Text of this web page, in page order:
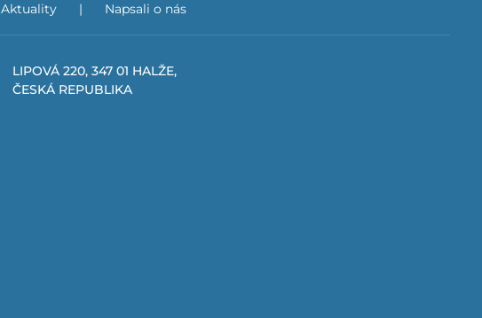
Aktuality Napsali o nás
LIPOVÁ 220, 347 01 HALŽE,
ČESKÁ REPUBLIKA